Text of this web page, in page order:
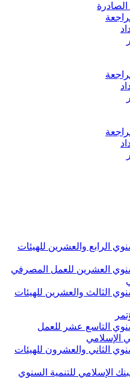
الصادرة
الرابع والعشرين للهيئات
العشرين للعمل المصرفي
الثالث والعشرين للهيئات
التاسع عشر للعمل
الإسلامي
الثاني والعشرون للهيئات
الإسلامي للتنمية السنوي